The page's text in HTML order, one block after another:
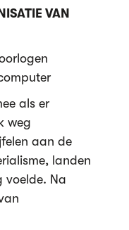
VAN
als er
weg
aan de
landen
voelde. Na